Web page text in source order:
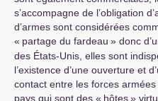
s’accompagne de l’obligation
d’armes sont considérées
« partage du fardeau » donc
des États-Unis, elles sont
l’existence d’une ouverture et
contact entre les forces
pays qui sont des « hôtes»